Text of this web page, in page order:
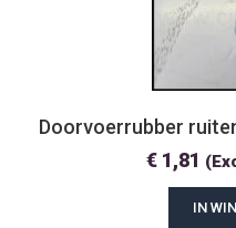
Doorvoerrubber
€1,81
IN